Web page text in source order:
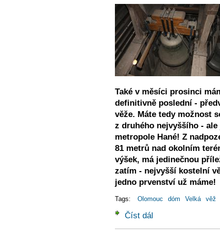
Také v měsíci prosinci
definitivně poslední -
věže. Máte tedy možnost
z druhého nejvyššího -
metropole Hané! Z
81 metrů nad okolním
výšek, má jedinečnou
zatím - nejvyšší kostelní
jedno prvenství už máme!
Tags: Olomouc dóm Velká věž
Číst dál